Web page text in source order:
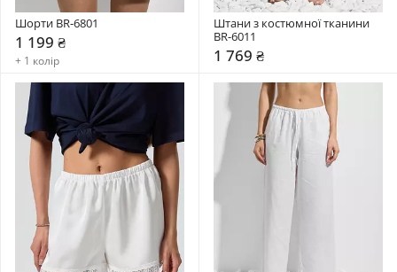
Шорти BR-6801
1 199 ₴
+ 1 колір
Штани з костюмної тканини
BR-6011
1 769 ₴